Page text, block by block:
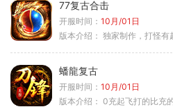
77复古合击
开服时间： 10月/01日
版本介绍： 独家制作，打怪有
蟠龍复古
开服时间： 10月/01日
版本介绍： 0充起飞打的比充